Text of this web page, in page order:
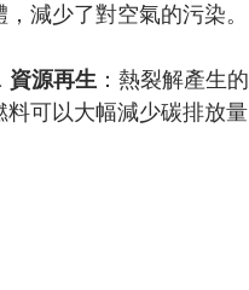
，減少了對空氣的污染。
資源再生 ：熱裂解產生
料可以大幅減少碳排放量